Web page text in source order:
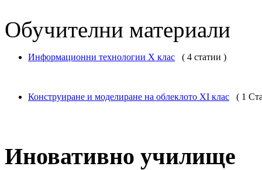
Обучителни материали
Информационни технологии X клас ( 4 статии )
Конструиране и моделиране на облеклото XI клас ( 1
Иновативно училище